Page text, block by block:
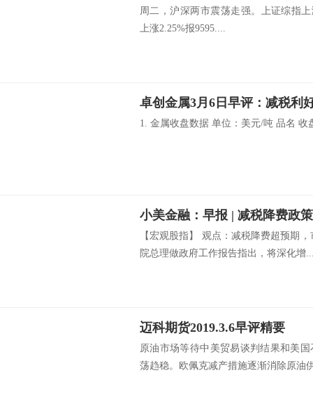
周二，沪深两市震荡走强。上证综指
上涨2.25%报9595....
卓创金属3月6日早评：减税利
1. 金属收盘数据 单位：美元/吨 品名 收
小美金融：早报 | 减税降费政
【宏观股指】 观点：减税降费超预期
院总理做政府工作报告指出，将深化增
迈科期货2019.3.6早评精要
原油市场等待中美贸易谈判结果和美
荡趋稳。欧佩克减产措施逐渐消除原油